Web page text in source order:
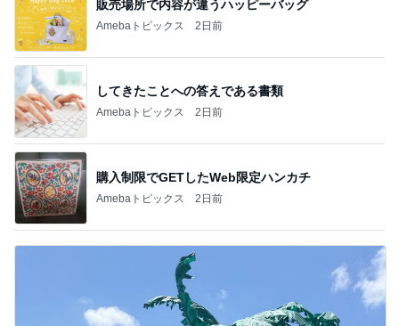
販売場所で内容が違うハッピーバッグ
Amebaトピックス 2日前
してきたことへの答えである書類
Amebaトピックス 2日前
購入制限でGETしたWeb限定ハンカチ
Amebaトピックス 2日前